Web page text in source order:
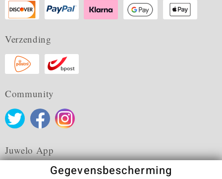
Verzending
Community
Juwelo App
Gegevensbescherming